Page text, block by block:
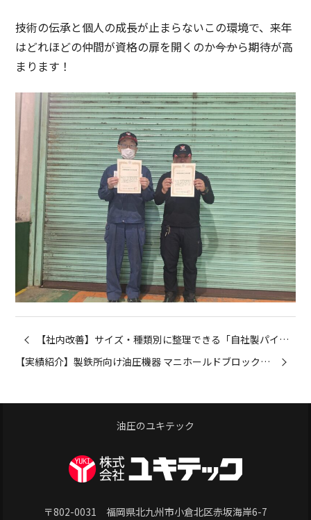
技術の伝承と個人の成長が止まらないこの環境で、来年
はどれほどの仲間が資格の扉を開くのか――今から期待が高
まります！
【社内改善】サイズ・種類別に整理できる「自社製パイプラック」を製作・導入しました
【実績紹介】製鉄所向け油圧機器 マニホールドブロックのメンテナンスを行いました
油圧のユキテック
〒802-0031 福岡県北九州市小倉北区赤坂海岸6-7